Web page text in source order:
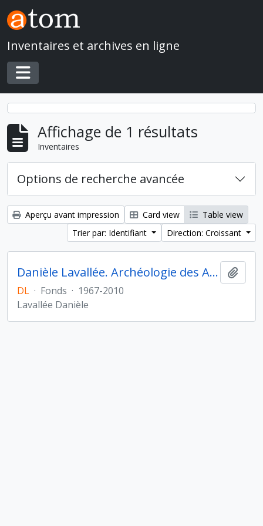
Skip to main content
Inventaires et archives en ligne
Toggle navigation
Affichage de 1 résultats
Inventaires
Options de recherche avancée
Aperçu avant impression Card view
Table view
Trier par: Identifiant
Direction: Croissant
Danièle Lavallée. Archéologie des Amériques
DL · Fonds · 1967-2010
Lavallée Danièle